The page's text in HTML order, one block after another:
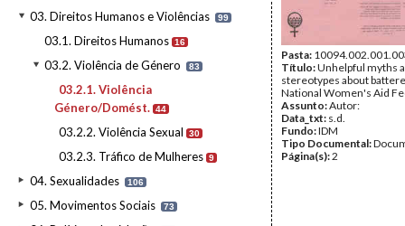
03. Direitos Humanos e Violências 99
03.1. Direitos Humanos 16
03.2. Violência de Género 83
03.2.1. Violência
Género/Domést. 44
03.2.2. Violência Sexual 30
03.2.3. Tráfico de Mulheres 9
04. Sexualidades 106
05. Movimentos Sociais 73
Pasta:
Título:Unhelpful myths
stereotypes about
National Women's Aid
Assunto:Autor:
Data_txt: s.d.
Fundo:IDM
Tipo Documental:
Página(s):2